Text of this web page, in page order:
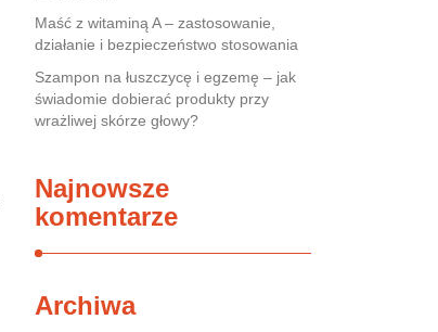
Maść z witaminą A – zastosowanie,
działanie i bezpieczeństwo stosowania
Szampon na łuszczycę i egzemę – jak
świadomie dobierać produkty przy
wrażliwej skórze głowy?
Najnowsze
komentarze
Archiwa